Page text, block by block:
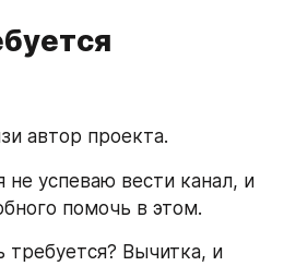
автор проекта.
успеваю вести канал, и
помочь в этом.
Вычитка, и